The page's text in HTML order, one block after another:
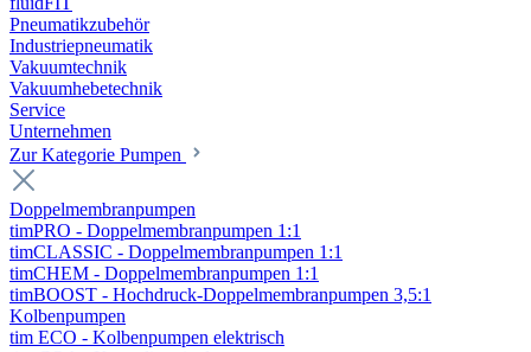
Pneumatikzubehör
Industriepneumatik
Vakuumtechnik
Vakuumhebetechnik
Service
Unternehmen
Zur Kategorie Pumpen
Doppelmembranpumpen
timPRO - Doppelmembranpumpen 1:1
timCLASSIC - Doppelmembranpumpen 1:1
timCHEM - Doppelmembranpumpen 1:1
timBOOST - Hochdruck-Doppelmembranpumpen 3,5:1
Kolbenpumpen
tim ECO - Kolbenpumpen elektrisch